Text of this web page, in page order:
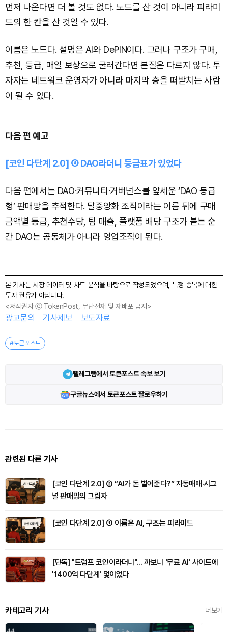
먼저 나온다면 더 볼 것도 없다. 노드를 산 것이 아니라 피라미
드의 한 칸을 산 것일 수 있다.
이름은 노드다. 설명은 AI와 DePIN이다. 그러나 구조가 구매,
추천, 등급, 매일 보상으로 굴러간다면 본질은 다르지 않다. 투
자자는 네트워크 운영자가 아니라 마지막 층을 떠받치는 사람
이 될 수 있다.
다음 편 예고
[코인 다단계 2.0] ④ DAO라더니 등급표가 있었다
다음 편에서는 DAO·커뮤니티·거버넌스를 앞세운 ‘DAO 등급
형’ 판매망을 추적한다. 탈중앙화 조직이라는 이름 뒤에 구매
금액별 등급, 추천수당, 팀 매출, 플랫폼 배당 구조가 붙는 순
간 DAO는 공동체가 아니라 영업조직이 된다.
본 기사는 시장 데이터 및 차트 분석을 바탕으로 작성되었으며, 특정 종목에 대한
투자 권유가 아닙니다.
<저작권자 ⓒ TokenPost, 무단전재 및 재배포 금지>
광고문의 기사제보 보도자료
#토큰포스트
텔레그램에서 토큰포스트 속보 보기
구글뉴스에서 토큰포스트 팔로우하기
관련된 다른 기사
[코인 다단계 2.0] ② “AI가 돈 벌어준다?” 자동매매·시그
널 판매망의 그림자
[코인 다단계 2.0] ① 이름은 AI, 구조는 피라미드
[단독] "트럼프 코인이라더니"... 까보니 '무료 AI' 사이트에
'1400억 다단계' 덫이었다
카테고리 기사 더보기